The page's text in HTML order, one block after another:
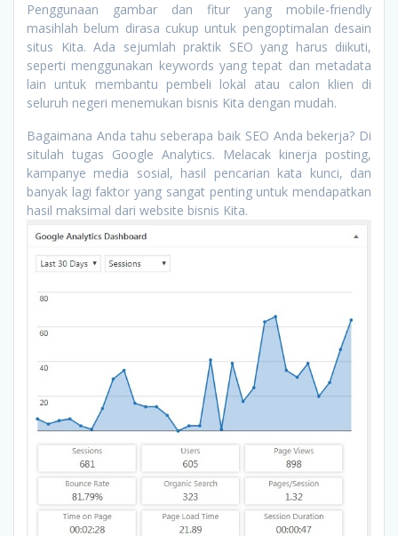
Penggunaan gambar dan fitur yang mobile-friendly
masihlah belum dirasa cukup untuk pengoptimalan desain
situs Kita. Ada sejumlah praktik SEO yang harus diikuti,
seperti menggunakan keywords yang tepat dan metadata
lain untuk membantu pembeli lokal atau calon klien di
seluruh negeri menemukan bisnis Kita dengan mudah.
Bagaimana Anda tahu seberapa baik SEO Anda bekerja? Di
situlah tugas Google Analytics. Melacak kinerja posting,
kampanye media sosial, hasil pencarian kata kunci, dan
banyak lagi faktor yang sangat penting untuk mendapatkan
hasil maksimal dari website bisnis Kita.